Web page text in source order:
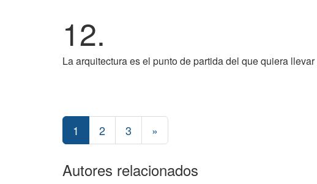
12.
La arquitectura es el punto de partida del que quiera
1 2 3 »
Autores relacionados